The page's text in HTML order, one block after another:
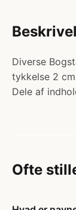
Diverse
tykkelse 2
Dele af
Ofte